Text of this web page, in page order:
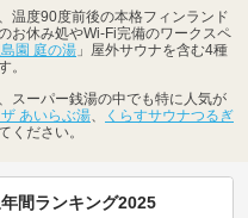
温度90度前後の本格フィンランド
お休み処やWi-Fi完備のワークスペ
園 庭の湯 」屋外サウナを含む4種
。
スーパー銭湯の中でも特に人気が
あいらぶ湯、
くらすサウナつるぎ
ください。
間ランキング2025